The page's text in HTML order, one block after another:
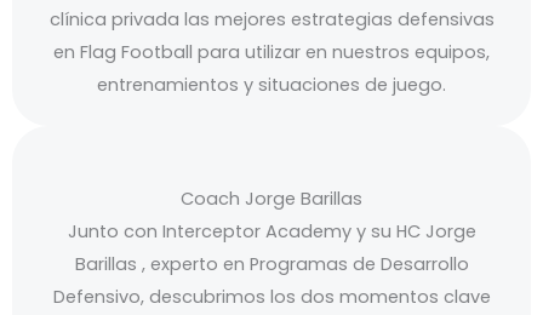
clínica privada las mejores estrategias defensivas
en Flag Football para utilizar en nuestros equipos,
entrenamientos y situaciones de juego.
Coach Jorge Barillas
Junto con Interceptor Academy y su HC Jorge
Barillas , experto en Programas de Desarrollo
Defensivo, descubrimos los dos momentos clave